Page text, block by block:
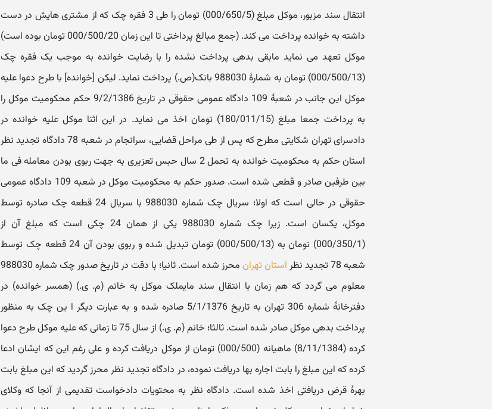
انتقال سند مزبور، موکل مبلغ (000/650/5) تومان را طی 3 فقره چک که از مشتری هایش در دست
داشته به خوانده پرداخت می کند. (جمع مبالغ پرداختی تا این زمان 000/500/20 تومان بوده است)
موکل تعهد می نماید مابقی بدهی پرداخت نشده را با رضایت خوانده به موجب یک فقره چک
(000/500/13) تومان به شمارۀ 988030 بانک(ص.) پرداخت نماید. لیکن [خوانده] با طرح دعوا علیه
موکل این جانب در شعبۀ 109 دادگاه عمومی حقوقی در تاریخ 9/2/1386 حکم محکومیت موکل را
به پرداخت جمعا مبلغ (180/011/15) تومان اخذ می نماید. در این اثنا موکل علیه خوانده در
دادسرای تهران شکایتی مطرح که پس از طی مراحل قضایی، سرانجام در شعبه 78 دادگاه تجدید نظر
استان حکم به محکومیت خوانده به تحمل 2 سال حبس تعزیری به جهت ربوی بودن معامله فی ما
بین طرفین صادر و قطعی شده است. صدور حکم به محکومیت موکل در شعبه 109 دادگاه عمومی
حقوقی در حالی است که اولا؛ سریال چک شماره 988030 با سریال 24 قطعه چک صادره توسط
موکل، یکسان است. زیرا چک شماره 988030 یکی از همان 24 چکی است که مبلغ آن از
(000/350/1) تومان به (000/500/13) تومان تبدیل شده و ربوی بودن آن 24 قطعه چک توسط
شعبه 78 تجدید نظر
استان تهران
محرز شده است. ثانیا؛ با دقت در تاریخ صدور چک شماره 988030
معلوم می گردد که هم زمان با انتقال سند مایملک موکل به خانم (م. ی.) (همسر خوانده) در
دفترخانۀ شماره 306 تهران به تاریخ 5/1/1376 صادره شده و به عبارت دیگر ا ین چک به منظور
پرداخت بدهی موکل صادر شده است. ثالثا؛ خانم (م. ی.) از سال 75 تا زمانی که علیه موکل طرح دعوا
کرده (8/11/1384) ماهیانه (000/500) تومان از موکل دریافت کرده و علی رغم این که ایشان ادعا
کرده که این مبلغ را بابت اجاره بها دریافت نموده، در دادگاه تجدید نظر محرز گردید که این مبلغ بابت
بهرۀ قرض دریافتی اخذ شده است. دادگاه نظر به محتویات دادخواست تقدیمی از آنجا که وکلای